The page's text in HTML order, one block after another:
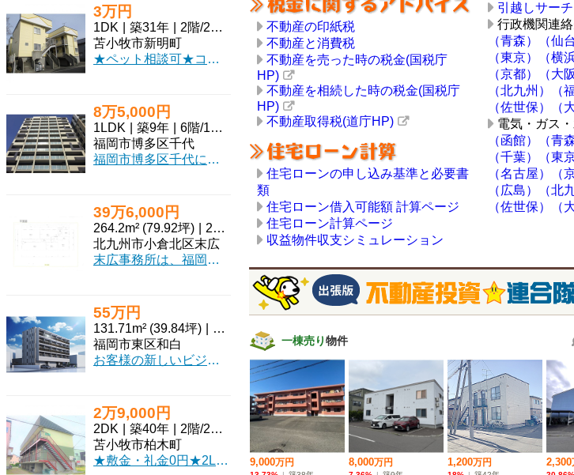
不動産の印紙税
不動産と消費税
不動産を売った時の税金(国税庁
HP)
不動産を相続した時の税金(国税庁
HP)
不動産取得税(道庁HP)
住宅ローンの申し込み基準と必要書
類
住宅ローン借入可能額 計算ページ
住宅ローン計算ページ
収益物件収支シミュレーション
引越しサーチ
行政機関連
（青森）
（仙
（東京）
（横
（京都）
（大
（北九州）
（
（佐世保）
（
電気・ガス
（函館）
（青
（千葉）
（東
（名古屋）
（
（広島）
（北
（佐世保）
（
3万円
1DK 築31年 2階/2階建
苫小牧市新明町
★ペット相談可★コンビニ徒歩圏内！無料Wi-Fi完備！駐車料金込！初期費用クレジット決済OK!お部屋探しはミニミニで！
8万5,000円
1LDK 築9年 6階/13階建
福岡市博多区千代
福岡市博多区千代に佇む「アルファシオベイス博多」で、新しい暮らしを始めてみませんか？福岡市営地下鉄箱崎線「千代県庁口」駅から徒歩3分という、毎日の通勤・通学に嬉しい駅近の立地が魅力です。お部屋は広々34.8㎡の1LDK。お一人暮らしはもちろん、カップルにもぴったりのゆとりの空間です。月々85,000円、管理費3,000円で、憧れの分譲タイプマンションに住めるのも嬉しいポイントですね。室内はデザイナーズ仕様で、家具・家電付きなので、引っ越しもスムーズに始められます。オートロックや防犯カメラでセキュリティも安心。バス・トイレ別、独立洗面台、追い焚き風呂と水回りも充実しており、快適な毎日をサポートします。徒歩1分圏内にスーパーや飲食店があり、コンビニや病院も近く、生活利便性も抜群。小学校・中学校も徒歩圏内で、子育て世代にも優しい環境です。快適な設備と便利な周辺環境が揃ったこのお部屋で、素敵な新生活をぜひスタートさせてください。
39万6,000円
264.2m² (79.92坪)
2階建
北九州市小倉北区末広
末広事務所は、福岡県北九州市小倉北区末広に位置する、広々とした貸店舗・貸事務所（一棟）のご紹介です。約264.2㎡ものゆとりの空間は、様々な業種に対応可能。新しいビジネスの拠点として、理想的な環境を築いていただけます。初期費用を抑えたい方に嬉しい敷金0円！礼金は1ヶ月分となっております。駐車場は嬉しい4台分をご用意しており、月額5,500円/台でご利用いただけます（空き状況は要相談）。お車でのアクセスもスムーズで、お客様や従業員の方にも便利ですね。周辺には徒歩1分のコンビニ「ローソン」があり、急な買い物にも困りません。また、病院やスーパーも徒歩圏内に揃っており、ビジネスライフをしっかりサポートしてくれます。角地に位置し、視認性も良好です。鉄骨造2階建てのしっかりとした建物で、男女別トイレも完備。この機会に、末広事務所で新たな一歩を踏み出しませんか？ぜひ一度、現地をご覧になってみてください。
55万円
131.71m² (39.84坪) 路面
5階建
福岡市東区和白
お客様の新しいビジネスを力強くサポートする「ラルヴェール和白駅前」をご紹介します！西鉄貝塚線・海の中道線「和白」駅から**徒歩3分**という**駅近**の好立地が魅力です。複数路線が利用できるため、お客様や従業員様のアクセスもスムーズなのが嬉しいポイントですね。現在**建築中**で、2027年3月に完成予定。真新しい空間で気持ちよくビジネスをスタートしていただけます。1階の**路面店**は視認性が高く、広々とした**131.26m²**の専有面積は、多様なビジネス展開を可能にしてくれるでしょう。さらに、嬉しい**無料駐車場が3台分**も付いているので、お車での来店や通勤にも困りません。周辺にはコンビニや銀行、保育園なども揃っており、利便性の高いエリアで安心感がありますね。医療、教育・スクール、事務所など、幅広い業種におすすめの物件です。「ラルヴェール和白駅前」で、新しいビジネスの夢を大きく広げてみませんか？ぜひ一度ご検討ください。
2万9,000円
2DK 築40年 2階/2階建
苫小牧市柏木町
★敷金・礼金0円★2LDK！ファミリーおすすめ（外国籍や高齢者可）！ペット相談可（犬・猫）！初期費用クレジットカード決済！お部屋探しはミニミニで♪